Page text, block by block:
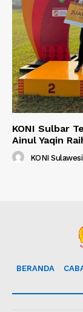
KONI Sulbar
Ainul Yaqin
KONI
BERANDA